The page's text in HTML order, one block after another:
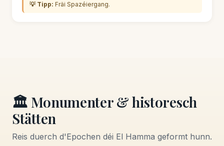
💡 Tipp: Fräi Spazéiergang.
🏛️ Monumenter & historesch
Stätten
Reis duerch d'Epochen déi El Hamma geformt hunn.